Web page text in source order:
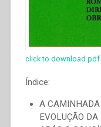
click to download pdf
Índice:
A CAMINHADA
EVOLUÇÃO